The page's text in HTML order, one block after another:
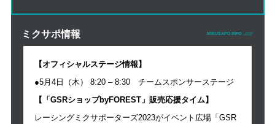
ミクサポ情報 MIKUSAPO INFO
【オフィシャルステージ情報】
●5月4日（木） 8:20 – 8:30 チームスポンサーステージ
【「GSRショップbyFOREST」販売応援タイム】
レーシングミクサポーターズ2023がイベント広場「GSR